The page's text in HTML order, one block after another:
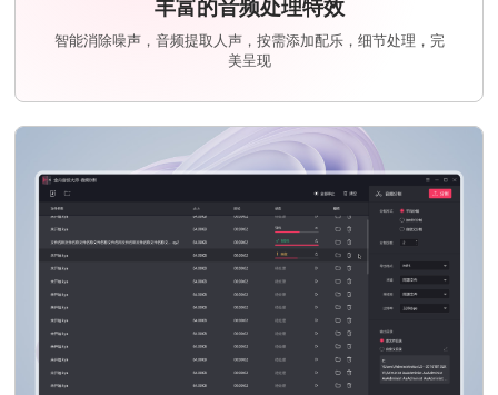
丰富的音频处理特效
智能消除噪声，音频提取人声，按需添加配乐，细节处理，完
美呈现